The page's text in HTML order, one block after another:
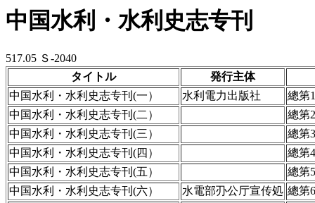
中国水利・水利史志专刊
517.05 Ｓ-2040
タイトル
発行主体
中国水利・水利史志专刊(一）
水利電力出版社
總第
中国水利・水利史志专刊(二）
總第
中国水利・水利史志专刊(三）
總第
中国水利・水利史志专刊(四）
總第
中国水利・水利史志专刊(五）
總第
中国水利・水利史志专刊(六）
水電部刅公厅宣传処 總第